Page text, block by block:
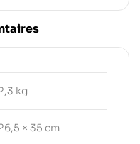
kg
× 35 cm